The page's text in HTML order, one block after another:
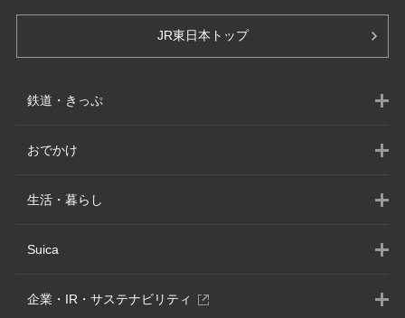
JR東日本トップ
鉄道・きっぷ
おでかけ
生活・暮らし
Suica
企業・IR・サステナビリティ
別